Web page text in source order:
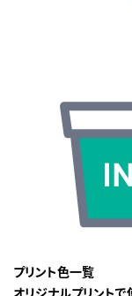
プリント色一覧